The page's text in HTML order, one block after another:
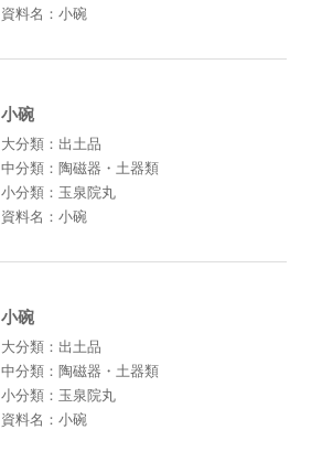
資料名：小碗
小碗
大分類：出土品
中分類：陶磁器・土器類
小分類：玉泉院丸
資料名：小碗
小碗
大分類：出土品
中分類：陶磁器・土器類
小分類：玉泉院丸
資料名：小碗